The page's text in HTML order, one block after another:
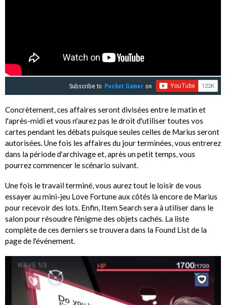
Subscribe to Pocket Gamer on
Concrètement, ces affaires seront divisées entre le matin et
l'après-midi et vous n'aurez pas le droit d'utiliser toutes vos
cartes pendant les débats puisque seules celles de Marius seront
autorisées. Une fois les affaires du jour terminées, vous entrerez
dans la période d'archivage et, après un petit temps, vous
pourrez commencer le scénario suivant.
Une fois le travail terminé, vous aurez tout le loisir de vous
essayer au mini-jeu Love Fortune aux côtés là encore de Marius
pour recevoir des lots. Enfin, Item Search sera à utiliser dans le
salon pour résoudre l'énigme des objets cachés. La liste
complète de ces derniers se trouvera dans la Found List de la
page de l'événement.